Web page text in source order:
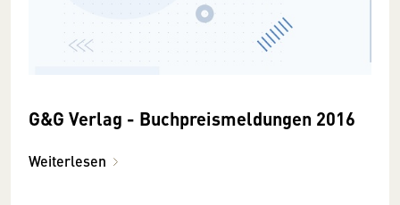
G&G Verlag - Buchpreismeldungen 2016
Weiterlesen